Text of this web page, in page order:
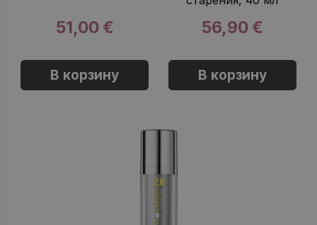
51,00 €
В корзину
56,90 €
В корзину